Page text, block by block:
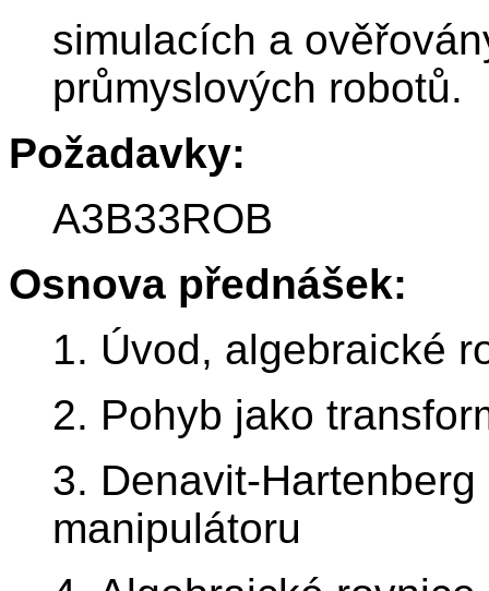
simulacích a
průmyslových robotů.
Požadavky:
A3B33ROB
Osnova přednášek:
1. Úvod, algebraické
2. Pohyb jako
3. Denavit-
manipulátoru